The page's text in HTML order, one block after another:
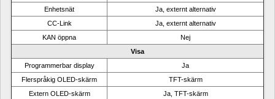
Enhetsnät
Ja, externt alternativ
CC-Link
Ja, externt alternativ
KAN öppna
Nej
Visa
Programmerbar display
Ja
Flerspråkig OLED-skärm
TFT-skärm
Extern OLED-skärm
Ja, TFT-skärm